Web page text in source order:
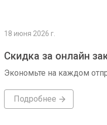
18 июня 2026 г.
Скидка за онлайн
Экономьте на каждом
Подробнее